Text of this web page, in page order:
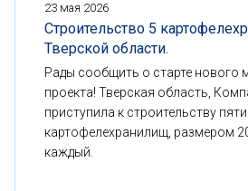
23 мая 2026
Строительство 5
Тверской области.
Рады сообщить о старте нового
проекта! Тверская область,
приступила к строительству
картофелехранилищ, размером
каждый.